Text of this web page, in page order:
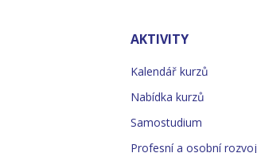
AKTIVITY
Kalendář kurzů
Nabídka kurzů
Samostudium
Profesní a osobní rozvoj